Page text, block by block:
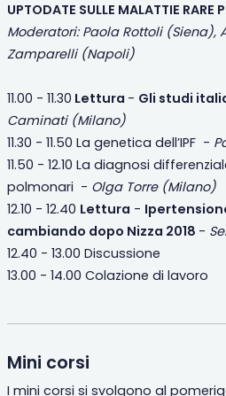
UPTODATE SULLE MALATTIE RARE
Moderatori: Paola Rottoli (Siena),
Zamparelli (Napoli)
11.00 - 11.30 Lettura - Gli studi
Caminati (Milano)
11.30 - 11.50 La genetica dell’IPF -
11.50 - 12.10 La diagnosi
polmonari - Olga Torre (Milano)
12.10 - 12.40 Lettura -
cambiando dopo Nizza 2018 -
12.40 - 13.00 Discussione
13.00 - 14.00 Colazione di lavoro
Mini corsi
I mini corsi si svolgono al